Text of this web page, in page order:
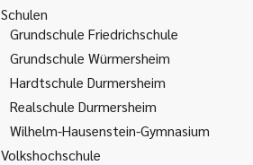
Schulen
Grundschule Friedrichschule
Grundschule Würmersheim
Hardtschule Durmersheim
Realschule Durmersheim
Wilhelm-Hausenstein-Gymnasium
Volkshochschule